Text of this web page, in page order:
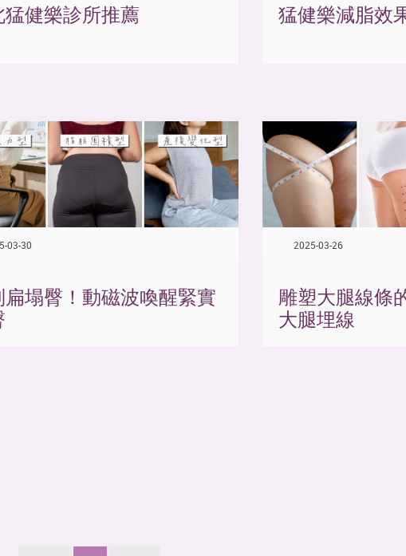
猛健樂診所推薦 猛健樂減脂效
03-30
扁塌臀！動磁波喚醒緊實
2025-03-26
雕塑大腿線條
大腿埋線